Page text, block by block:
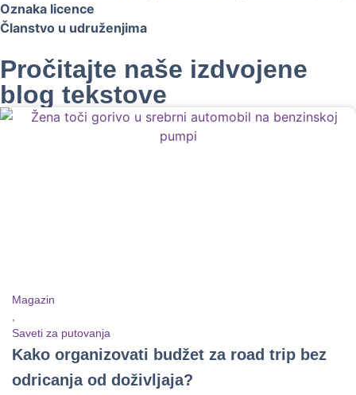
Oznaka licence
Članstvo u udruženjima
Pročitajte naše izdvojene
blog tekstove
Magazin
Saveti za putovanja
Kako organizovati budžet za road trip bez
odricanja od doživljaja?